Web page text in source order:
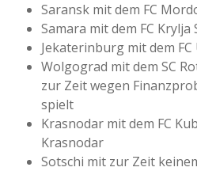
Saransk mit dem FC
Samara mit dem FC Krylja
Jekaterinburg mit dem
Wolgograd mit dem SC
zur Zeit wegen
spielt
Krasnodar mit dem FC
Krasnodar
Sotschi mit zur Zeit